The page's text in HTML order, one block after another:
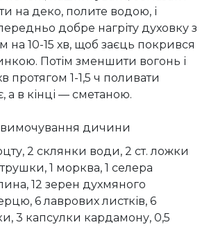
на деко, полите водою, і
добре нагріту духовку з
на 10-15 хв, щоб заєць покрився
Потім зменшити вогонь і
протягом 1-1,5 ч поливати
а в кінці — сметаною.
дичини
2 склянки води, 2 ст. ложки
1 морква, 1 селера
12 зерен духмяного
6 лаврових листків, 6
3 капсулки кардамону, 0,5